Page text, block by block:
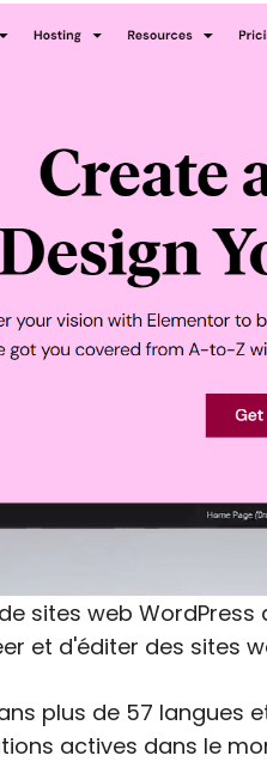
sites web
et d'éditer des sites
plus de 57
actives dans le